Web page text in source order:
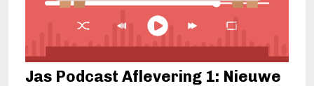
Jas Podcast Aflevering 1: Nieuwe